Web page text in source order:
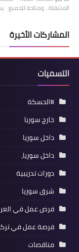
المتنقلة ، ومتاحة
المشاركات الأخيرة
التسميات
#الحسكة
خارج سوريا
داخل سوريا
داخل سوريا،
دورات تدريبية
شرق سوريا
فرص عمل في
فرصة عمل في
مناقصات